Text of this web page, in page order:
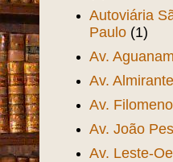
Autoviária
Paulo (1)
Av.
Av.
Av.
Av. João
Av. Leste-